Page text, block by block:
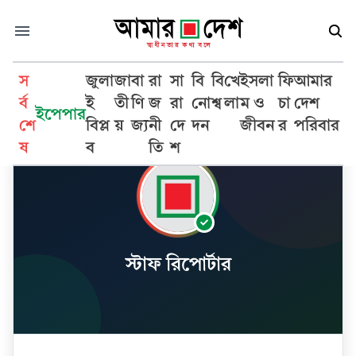
স
র্ব
শে
ষ
ইপেপার
জুলা
ই
বিপ্ল
ব
জা
তী
য়
বা
ণি
জ্য
রা
জ
নী
তি
সা
রা
দে
শ
বি
নো
দন
বি
শ্ব
খে
লা
ইসলা
ম ও
জীবন
ফি
চা
র
আমার
দেশ
পরিবার
স্টাফ রিপোর্টার